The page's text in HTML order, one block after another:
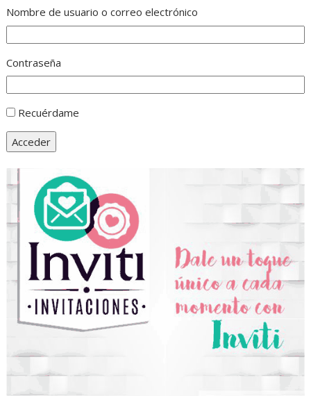
Nombre de usuario o correo electrónico
Contraseña
Recuérdame
Acceder